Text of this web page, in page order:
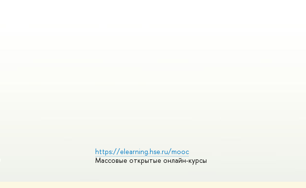
https://elearning.hse.ru/mooc
Массовые открытые онлайн-курсы